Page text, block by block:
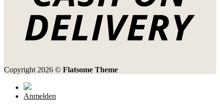
Copyright 2026 © Flatsome Theme
Anmelden